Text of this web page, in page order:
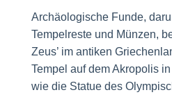
Archäologische Funde,
Tempelreste und Münzen,
Zeus’ im antiken
Tempel auf dem Akropolis
wie die Statue des